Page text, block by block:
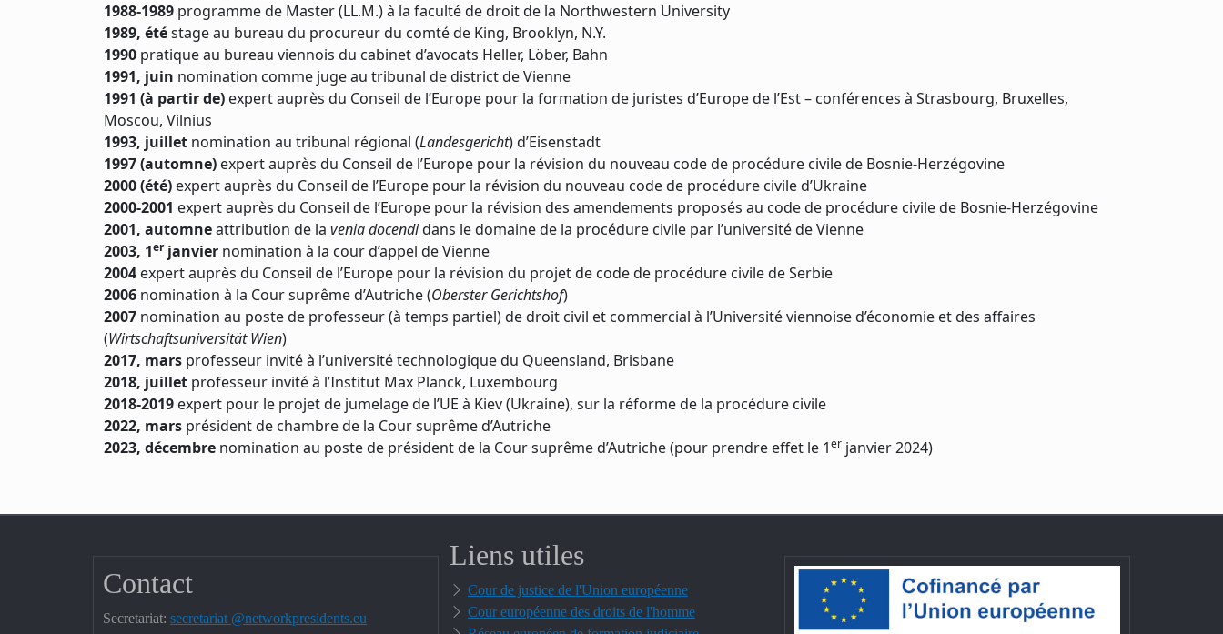
1988-1989 programme de Master (LL.M.) à la faculté de droit de la Northwestern University
1989, étéstage au bureau du procureur du comté de King, Brooklyn, N.Y.
1990 pratique au bureau viennois du cabinet d’avocats Heller, Löber, Bahn
1991, juin nomination comme juge au tribunal de district de Vienne
1991 (à partir de) expert auprès du Conseil de l’Europe pour la formation de juristes d’Europe de l’Est – conférences à Strasbourg, Bruxelles,
Moscou, Vilnius
1993, juillet nomination au tribunal régional (Landesgericht) d’Eisenstadt
1997 (automne) expert auprès du Conseil de l’Europe pour la révision du nouveau code de procédure civile de Bosnie-Herzégovine
2000 (été) expert auprès du Conseil de l’Europe pour la révision du nouveau code de procédure civile d’Ukraine
2000-2001 expert auprès du Conseil de l’Europe pour la révision des amendements proposés au code de procédure civile de Bosnie-Herzégovine
2001, automneattribution de la venia docendidans le domaine de la procédure civile par l’université de Vienne
2003, 1erjanvier nomination à la cour d’appel de Vienne
2004 expert auprès du Conseil de l’Europe pour la révision du projet de code de procédure civile de Serbie
2006 nomination à la Cour suprême d’Autriche (Oberster Gerichtshof)
2007 nomination au poste de professeur (à temps partiel) de droit civil et commercial à l’Université viennoise d’économie et des affaires
(Wirtschaftsuniversität Wien)
2017, mars professeur invité à l’université technologique du Queensland, Brisbane
2018, juillet professeur invité à l’Institut Max Planck, Luxembourg
2018-2019 expert pour le projet de jumelage de l’UE à Kiev (Ukraine), sur la réforme de la procédure civile
2022, mars président de chambre de la Cour suprême d’Autriche
2023, décembre nomination au poste de président de la Cour suprême d’Autriche (pour prendre effet le 1er janvier 2024)
Contact
Secretariat: secretariat @networkpresidents.eu
Liens utiles
Cour de justice de l'Union européenne
Cour européenne des droits de l'homme